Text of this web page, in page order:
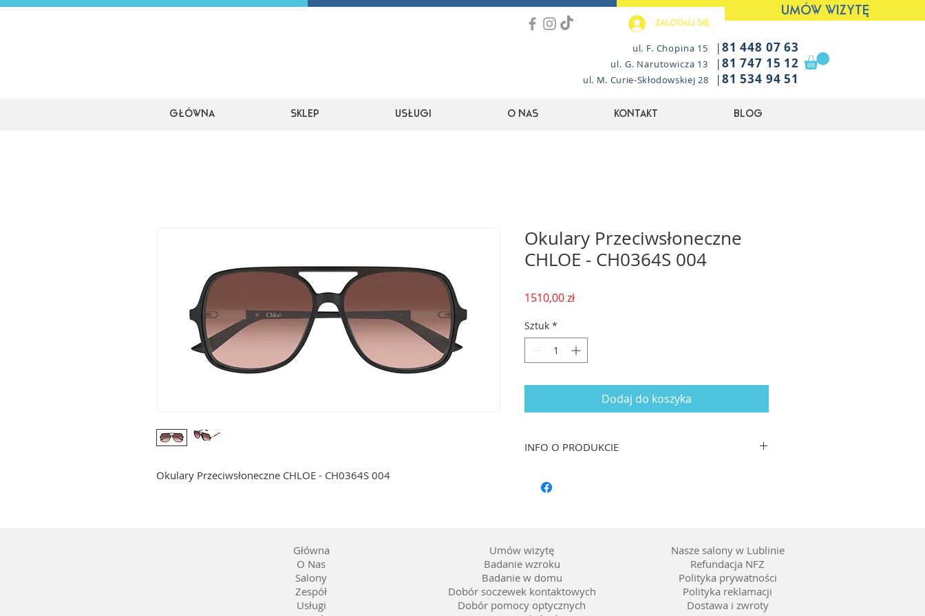
Zaloguj się
UMÓW WIZYTĘ
ul. F. Chopina 15
ul. G. Narutowicza 13
ul. M. Curie-Skłodowskiej 28
|81 448 07 63
|81 747 15 12
|81 534 94 51
Główna Sklep Usługi O nas Kontakt Blog
Okulary Przeciwsłoneczne CHLOE - CH0364S 004
Okulary Przeciwsłoneczne
CHLOE - CH0364S 004
1510,00 złCena
Sztuk *
Dodaj do koszyka
INFO O PRODUKCIE
Kształt: Pilotka
brązowy
Główna
O Nas
Salony
Zespół
Usługi
Umów wizytę
Badanie wzroku
Badanie w domu
Dobór soczewek kontaktowych
Dobór pomocy optycznych
Nasze salony w Lublinie
Refundacja NFZ
Polityka prywatności
Polityka reklamacji
Dostawa i zwroty